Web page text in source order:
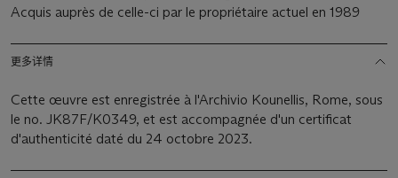
Acquis auprès de celle-ci par le propriétaire actuel en 1989
更多详情
Cette œuvre est enregistrée à l'Archivio Kounellis, Rome, sous
le no. JK87F/K0349, et est accompagnée d'un certificat
d'authenticité daté du 24 octobre 2023.